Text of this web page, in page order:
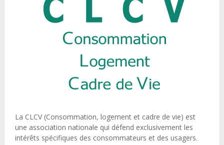
La CLCV (Consommation, logement et cadre de vie) est
une association nationale qui défend exclusivement les
intérêts spécifiques des consommateurs et des usagers.